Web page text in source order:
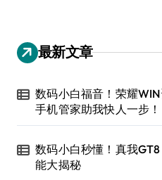
最新文章
数码小白福音！荣耀WIN
手机管家助我快人一步！
数码小白秒懂！真我
能大揭秘